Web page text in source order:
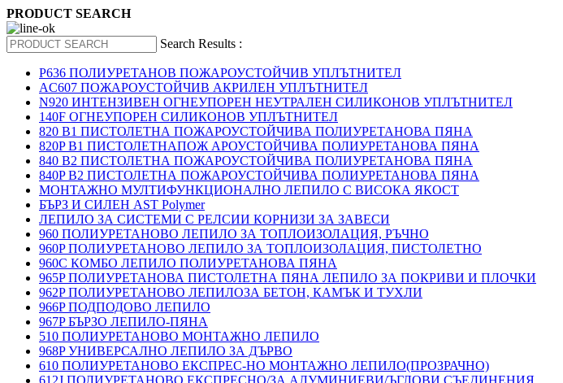
PRODUCT SEARCH
Search Results :
P636 ПОЛИУРЕТАНОВ ПОЖАРОУСТОЙЧИВ УПЛЪТНИТЕЛ
AC607 ПОЖАРОУСТОЙЧИВ АКРИЛЕН УПЛЪТНИТЕЛ
N920 ИНТЕНЗИВЕН ОГНЕУПОРЕН НЕУТРАЛЕН СИЛИКОНОВ УПЛЪТНИТЕЛ
140F ОГНЕУПОРЕН СИЛИКОНОВ УПЛЪТНИТЕЛ
820 B1 ПИСТОЛЕТНА ПОЖАРОУСТОЙЧИВА ПОЛИУРЕТАНОВА ПЯНА
820P B1 ПИСТОЛЕТНАПОЖ АРОУСТОЙЧИВА ПОЛИУРЕТАНОВА ПЯНА
840 B2 ПИСТОЛЕТНА ПОЖАРОУСТОЙЧИВА ПОЛИУРЕТАНОВА ПЯНА
840P B2 ПИСТОЛЕТНА ПОЖАРОУСТОЙЧИВА ПОЛИУРЕТАНОВА ПЯНА
МОНТАЖНО МУЛТИФУНКЦИОНАЛНО ЛЕПИЛО С ВИСОКА ЯКОСТ
БЪРЗ И СИЛЕН AST Polymer
ЛЕПИЛО ЗА СИСТЕМИ С РЕЛСИИ КОРНИЗИ ЗА ЗАВЕСИ
960 ПОЛИУРЕТАНОВО ЛЕПИЛО ЗА ТОПЛОИЗОЛАЦИЯ, РЪЧНО
960P ПОЛИУРЕТАНОВО ЛЕПИЛО ЗА ТОПЛОИЗОЛАЦИЯ, ПИСТОЛЕТНО
960C КОМБО ЛЕПИЛО ПОЛИУРЕТАНОВА ПЯНА
965P ПОЛИУРЕТАНОВА ПИСТОЛЕТНА ПЯНА ЛЕПИЛО ЗА ПОКРИВИ И ПЛОЧКИ
962P ПОЛИУРЕТАНОВО ЛЕПИЛОЗА БЕТОН, КАМЪК И ТУХЛИ
966P ПОДПОДОВО ЛЕПИЛО
967P БЪРЗО ЛЕПИЛО-ПЯНА
510 ПОЛИУРЕТАНОВО МОНТАЖНО ЛЕПИЛО
968P УНИВЕРСАЛНО ЛЕПИЛО ЗА ДЪРВО
610 ПОЛИУРЕТАНОВО ЕКСПРЕС-НО МОНТАЖНО ЛЕПИЛО(ПРОЗРАЧНО)
612J ПОЛИУРЕТАНОВО ЕКСПРЕСНО/ЗА АЛУМИНИЕВИ/ЪГЛОВИ СЪЕДИНЕНИЯ